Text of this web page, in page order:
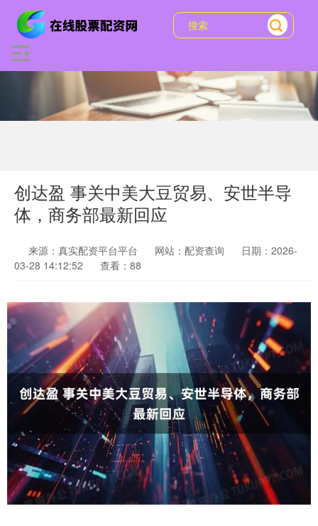
创达盈 事关中美大豆贸易、安世半导
体，商务部最新回应
来源：真实配资平台平台 网站：配资查询
日期：2026-
03-28 14:12:52
查看：88